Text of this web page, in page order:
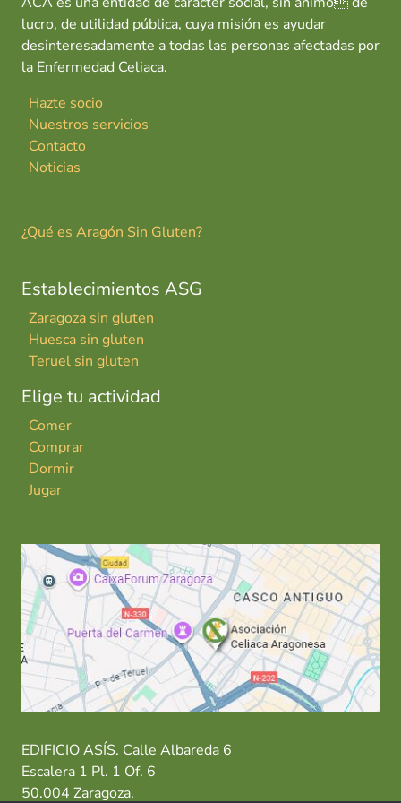
lucro, de utilidad pública, cuya misión es ayudar
desinteresadamente a todas las personas afectadas por
la Enfermedad Celiaca.
Hazte socio
Nuestros servicios
Contacto
Noticias
¿Qué es Aragón Sin Gluten?
Establecimientos ASG
Zaragoza sin gluten
Huesca sin gluten
Teruel sin gluten
Elige tu actividad
Comer
Comprar
Dormir
Jugar
EDIFICIO ASÍS. Calle Albareda 6
Escalera 1 Pl. 1 Of. 6
50.004 Zaragoza.